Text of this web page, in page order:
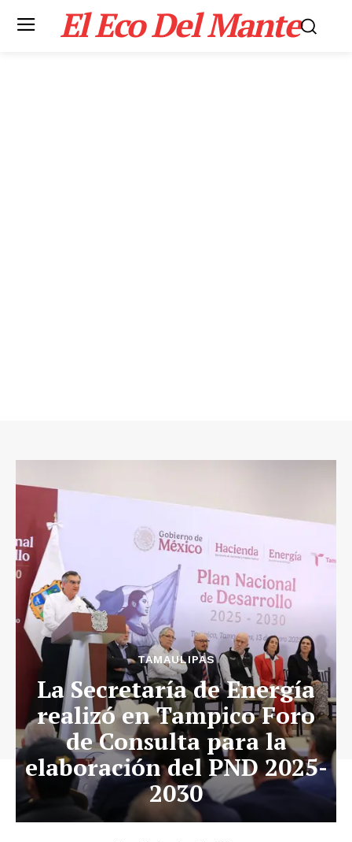
El Eco Del Mante
TAMAULIPAS
La Secretaría de Energía
realizó en Tampico Foro
de Consulta para la
elaboración del PND 2025-
2030